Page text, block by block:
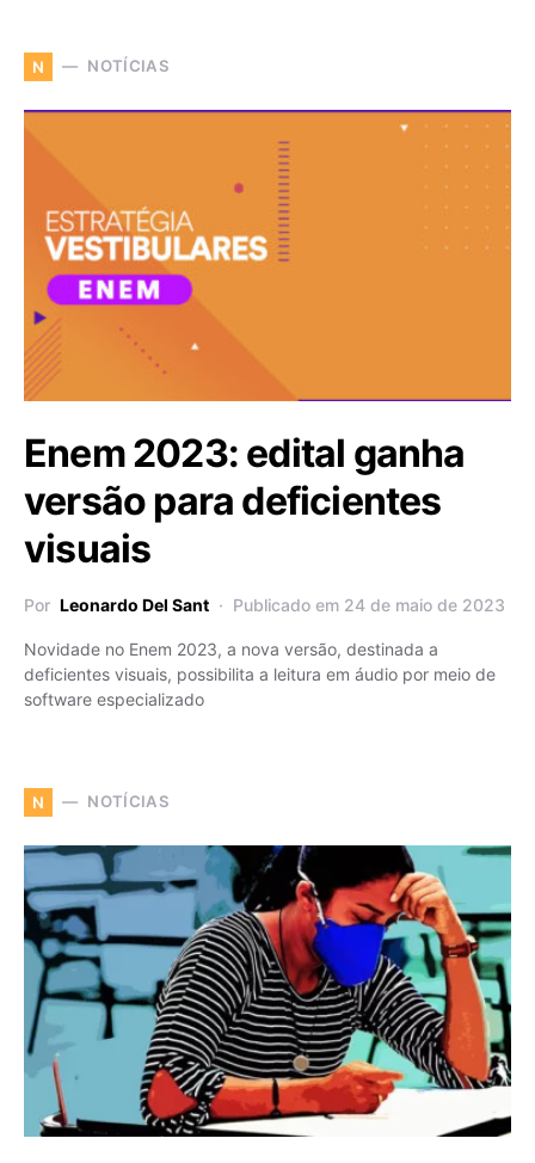
N NOTÍCIAS
Enem 2023: edital ganha
versão para deficientes
visuais
Por Leonardo Del Sant Publicado em 24 de maio de 2023
Novidade no Enem 2023, a nova versão, destinada a
deficientes visuais, possibilita a leitura em áudio por meio de
software especializado
N NOTÍCIAS